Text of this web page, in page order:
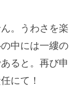
。うわさを楽
中には一縷の
ると。再び申
にて！